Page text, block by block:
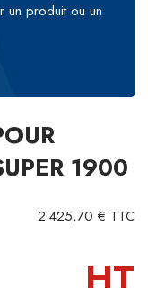
un produit ou un
1900
2 425,70 € TTC